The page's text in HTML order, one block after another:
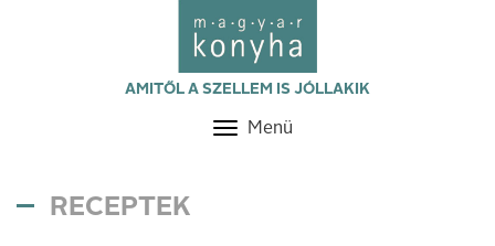
AMITŐL A SZELLEM IS JÓLLAKIK
Toggle
Menü
RECEPTEK